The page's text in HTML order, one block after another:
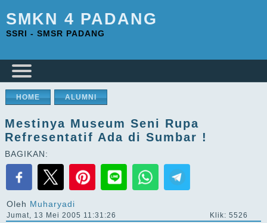
SMKN 4 PADANG
SSRI - SMSR PADANG
HOME ALUMNI
Mestinya Museum Seni Rupa
Refresentatif Ada di Sumbar !
BAGIKAN:
Oleh Muharyadi
Jumat, 13 Mei 2005 11:31:26 Klik: 5526